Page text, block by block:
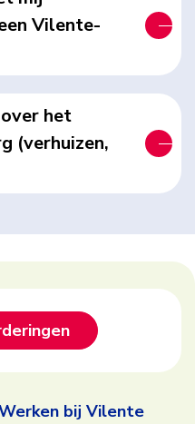
Vilente-
het
(verhuizen,
bij Vilente